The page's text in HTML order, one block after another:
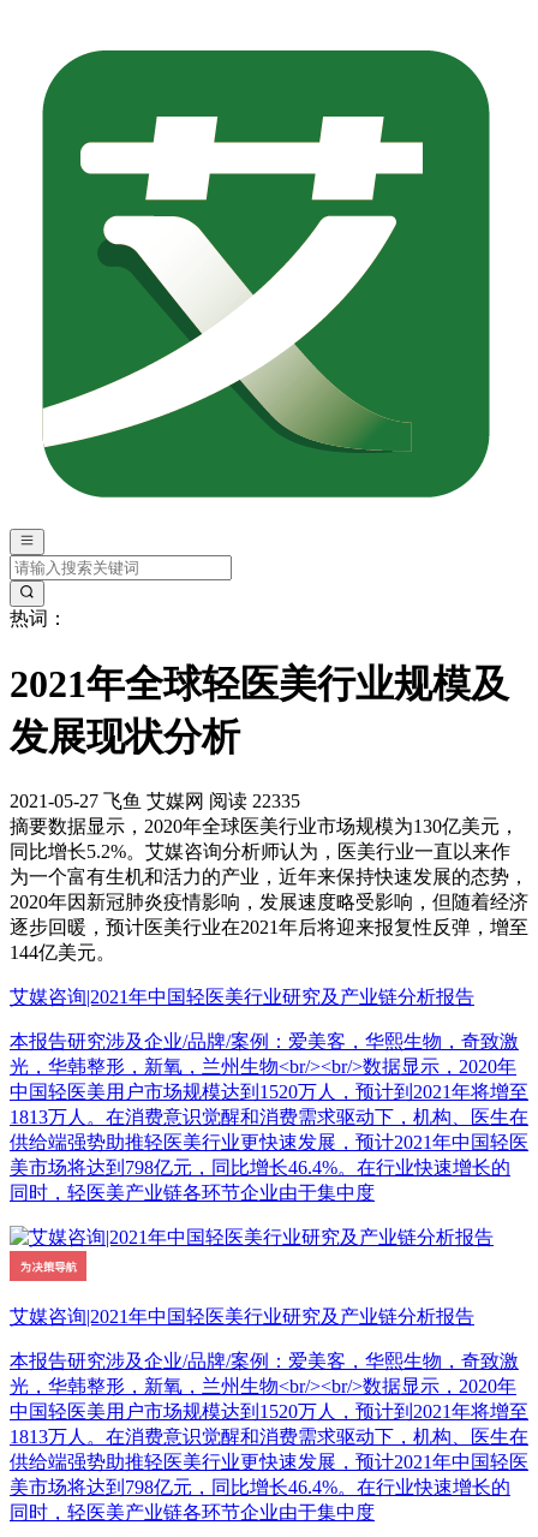
热词：
2021年全球轻医美行业规模及
发展现状分析
2021-05-27 飞鱼 艾媒网 阅读 22335
摘要数据显示，2020年全球医美行业市场规模为130亿美元，
同比增长5.2%。艾媒咨询分析师认为，医美行业一直以来作
为一个富有生机和活力的产业，近年来保持快速发展的态势，
2020年因新冠肺炎疫情影响，发展速度略受影响，但随着经济
逐步回暖，预计医美行业在2021年后将迎来报复性反弹，增至
144亿美元。
艾媒咨询|2021年中国轻医美行业研究及产业链分析报告
本报告研究涉及企业/品牌/案例：爱美客，华熙生物，奇致激
光，华韩整形，新氧，兰州生物<br/><br/>数据显示，2020年
中国轻医美用户市场规模达到1520万人，预计到2021年将增至
1813万人。在消费意识觉醒和消费需求驱动下，机构、医生在
供给端强势助推轻医美行业更快速发展，预计2021年中国轻医
美市场将达到798亿元，同比增长46.4%。在行业快速增长的
同时，轻医美产业链各环节企业由于集中度
艾媒咨询|2021年中国轻医美行业研究及产业链分析报告
本报告研究涉及企业/品牌/案例：爱美客，华熙生物，奇致激
光，华韩整形，新氧，兰州生物<br/><br/>数据显示，2020年
中国轻医美用户市场规模达到1520万人，预计到2021年将增至
1813万人。在消费意识觉醒和消费需求驱动下，机构、医生在
供给端强势助推轻医美行业更快速发展，预计2021年中国轻医
美市场将达到798亿元，同比增长46.4%。在行业快速增长的
同时，轻医美产业链各环节企业由于集中度